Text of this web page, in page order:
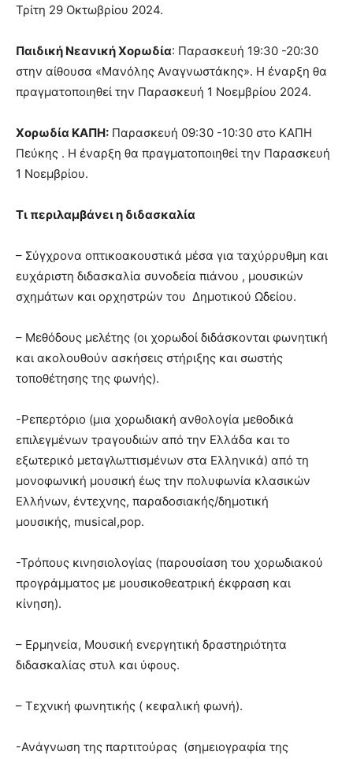
Τρίτη 29 Οκτωβρίου 2024.
Παιδική Νεανική Χορωδία: Παρασκευή 19:30 -20:30
στην αίθουσα «Μανόλης Αναγνωστάκης». Η έναρξη θα
πραγματοποιηθεί την Παρασκευή 1 Νοεμβρίου 2024.
Χορωδία ΚΑΠΗ: Παρασκευή 09:30 -10:30 στο ΚΑΠΗ
Πεύκης . Η έναρξη θα πραγματοποιηθεί την Παρασκευή
1 Νοεμβρίου.
Τι περιλαμβάνει η διδασκαλία
– Σύγχρονα οπτικοακουστικά μέσα για ταχύρρυθμη και
ευχάριστη διδασκαλία συνοδεία πιάνου , μουσικών
σχημάτων και ορχηστρών του Δημοτικού Ωδείου.
– Μεθόδους μελέτης (οι χορωδοί διδάσκονται φωνητική
και ακολουθούν ασκήσεις στήριξης και σωστής
τοποθέτησης της φωνής).
-Ρεπερτόριο (μια χορωδιακή ανθολογία μεθοδικά
επιλεγμένων τραγουδιών από την Ελλάδα και το
εξωτερικό μεταγλωττισμένων στα Ελληνικά) από τη
μονοφωνική μουσική έως την πολυφωνία κλασικών
Ελλήνων, έντεχνης, παραδοσιακής/δημοτική
μουσικής, musical,pop.
-Τρόπους κινησιολογίας (παρουσίαση του χορωδιακού
προγράμματος με μουσικοθεατρική έκφραση και
κίνηση).
– Ερμηνεία, Μουσική ενεργητική δραστηριότητα
διδασκαλίας στυλ και ύφους.
– Τεχνική φωνητικής ( κεφαλική φωνή).
-Ανάγνωση της παρτιτούρας (σημειογραφία της